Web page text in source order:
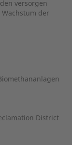
versorgen
der
District